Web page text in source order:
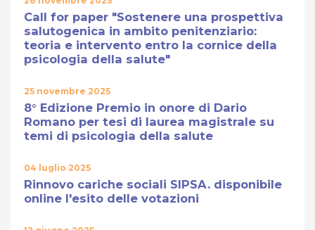
Call for paper "Sostenere una prospettiva
salutogenica in ambito penitenziario:
teoria e intervento entro la cornice della
psicologia della salute"
25 novembre 2025
8° Edizione Premio in onore di Dario
Romano per tesi di laurea magistrale su
temi di psicologia della salute
04 luglio 2025
Rinnovo cariche sociali SIPSA. disponibile
online l'esito delle votazioni